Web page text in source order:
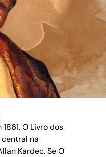
O Livro dos
na
Kardec. Se O